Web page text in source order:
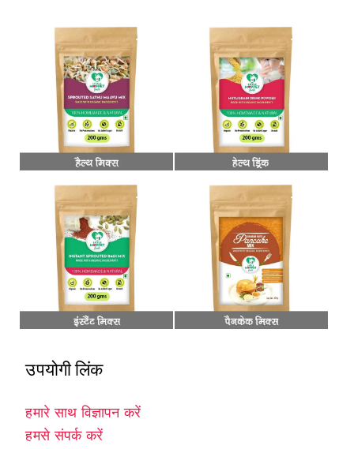
उपयोगी लिंक
हमारे साथ विज्ञापन करें
हमसे संपर्क करें